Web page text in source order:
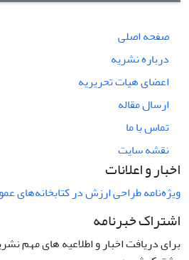
صفحه اصلی
درباره نشریه
اعضای هیات تحریریه
ارسال مقاله
تماس با ما
نقشه سایت
اخبار و اعلانات
ویژه‌نامه طراحی ارزش در کتابخانه‌های
اشتراک خبرنامه
برای دریافت اخبار و اطلاعیه های مهم